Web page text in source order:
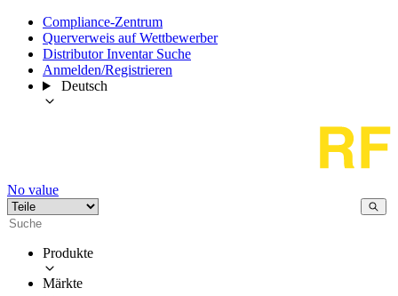
Compliance-Zentrum
Querverweis auf Wettbewerber
Distributor Inventar Suche
Anmelden/Registrieren
Deutsch
No value
Produkte
Märkte